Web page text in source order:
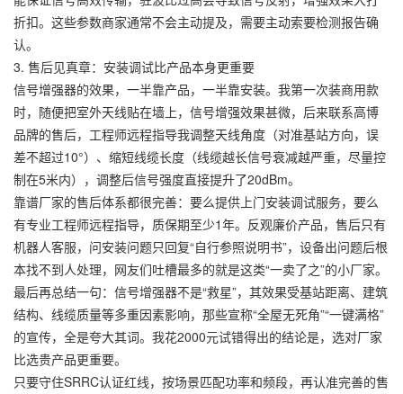
折扣。这些参数商家通常不会主动提及，需要主动索要检测报告确
认。
3. 售后见真章：安装调试比产品本身更重要
信号增强器的效果，一半靠产品，一半靠安装。我第一次装商用款
时，随便把室外天线贴在墙上，信号增强效果甚微，后来联系高博
品牌的售后，工程师远程指导我调整天线角度（对准基站方向，误
差不超过10°）、缩短线缆长度（线缆越长信号衰减越严重，尽量控
制在5米内），调整后信号强度直接提升了20dBm。
靠谱厂家的售后体系都很完善：要么提供上门安装调试服务，要么
有专业工程师远程指导，质保期至少1年。反观廉价产品，售后只有
机器人客服，问安装问题只回复“自行参照说明书”，设备出问题后根
本找不到人处理，网友们吐槽最多的就是这类“一卖了之”的小厂家。
最后再总结一句：信号增强器不是“救星”，其效果受基站距离、建筑
结构、线缆质量等多重因素影响，那些宣称“全屋无死角”“一键满格”
的宣传，全是夸大其词。我花2000元试错得出的结论是，选对厂家
比选贵产品更重要。
只要守住SRRC认证红线，按场景匹配功率和频段，再认准完善的售